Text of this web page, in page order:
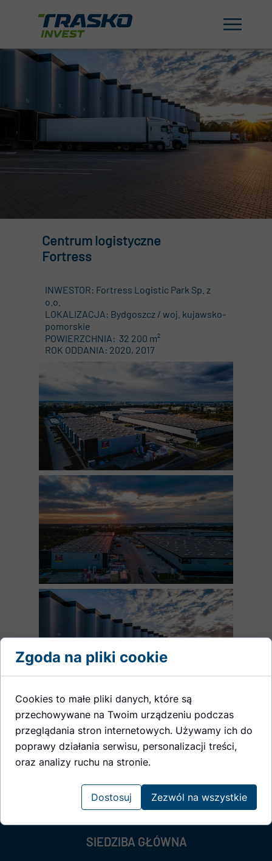
Centrum logistyczne
Fortress
INWESTOR: Fortress Logistic Park Sp. z
o.o.
LOKALIZACJA: Bydgoszcz / woj. kujawsko-
pomorskie
POWIERZCHNIA: 32 200 m²
ROK ODDANIA: 2020, 2017
SIEDZIBA GŁÓWNA
Zgoda na pliki cookie
Cookies to małe pliki danych, które są
przechowywane na Twoim urządzeniu podczas
przeglądania stron internetowych. Używamy ich do
poprawy działania serwisu, personalizacji treści,
oraz analizy ruchu na stronie.
Dostosuj Zezwól na wszystkie